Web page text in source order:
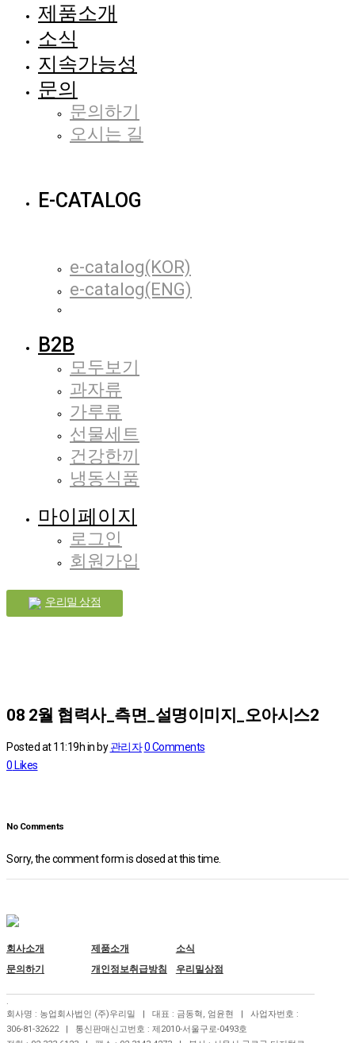
제품소개
소식
지속가능성
문의
문의하기
오시는 길
E-CATALOG
e-catalog(KOR)
e-catalog(ENG)
B2B
모두보기
과자류
가루류
선물세트
건강한끼
냉동식품
마이페이지
로그인
회원가입
우리밀 상점
08 2월 협력사_측면_설명이미지_오아시스2
Posted at 11:19hin by관리자0 Comments
0 Likes
No Comments
Sorry, the comment form is closed at this time.
회사소개 제품소개
소식
문의하기
개인정보취급방침 우리밀상점
.
회사명 : 농업회사법인 (주)우리밀 | 대표 : 금동혁, 엄윤현 | 사업자번호 :
306-81-32622 | 통신판매신고번호 : 제2010-서울구로-0493호